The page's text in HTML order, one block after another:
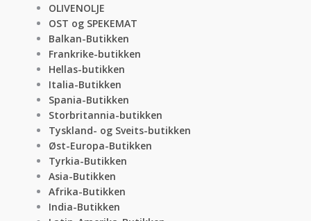
OLIVENOLJE
OST og SPEKEMAT
Balkan-Butikken
Frankrike-butikken
Hellas-butikken
Italia-Butikken
Spania-Butikken
Storbritannia-butikken
Tyskland- og Sveits-butikken
Øst-Europa-Butikken
Tyrkia-Butikken
Asia-Butikken
Afrika-Butikken
India-Butikken